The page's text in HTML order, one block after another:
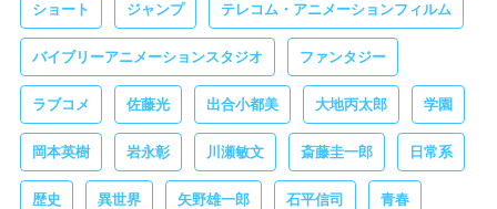
ショート ジャンプ テレコム・アニメーションフィルム
バイブリーアニメーションスタジオ ファンタジー
ラブコメ 佐藤光 出合小都美 大地丙太郎 学園
岡本英樹 岩永彰 川瀬敏文 斎藤圭一郎 日常系
歴史 異世界 矢野雄一郎 石平信司 青春